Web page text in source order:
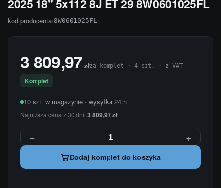
2025 18" 5x112 8J ET 29 8W0601025FL
kod producenta:8W0601025FL
3 809,97 złza komplet · 4 szt. · z VAT
Komplet
10 szt. w magazynie · wysyłka 24 h
Najniższa cena z 30 dni:3 809,97 zł
− +
Dodaj komplet do koszyka